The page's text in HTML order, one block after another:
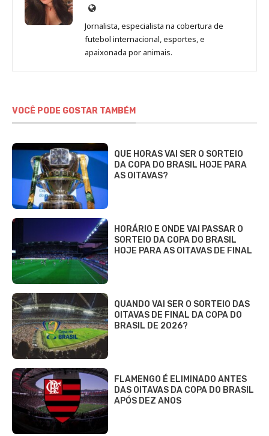
Site
de
Beatriz
Fabbri
Jornalista, especialista na cobertura de
futebol internacional, esportes, e
apaixonada por animais.
VOCÊ PODE GOSTAR TAMBÉM
QUE HORAS VAI SER O SORTEIO
DA COPA DO BRASIL HOJE PARA
AS OITAVAS?
HORÁRIO E ONDE VAI PASSAR O
SORTEIO DA COPA DO BRASIL
HOJE PARA AS OITAVAS DE FINAL
QUANDO VAI SER O SORTEIO DAS
OITAVAS DE FINAL DA COPA DO
BRASIL DE 2026?
FLAMENGO É ELIMINADO ANTES
DAS OITAVAS DA COPA DO BRASIL
APÓS DEZ ANOS